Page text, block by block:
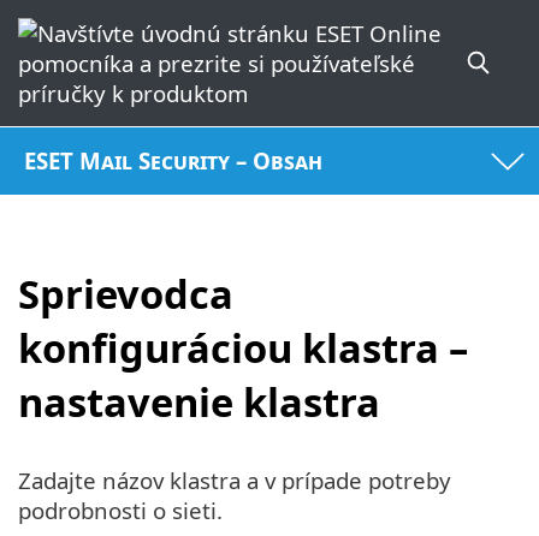
ESET Mail Security – Obsah
Sprievodca
konfiguráciou klastra –
nastavenie klastra
Zadajte názov klastra a v prípade potreby
podrobnosti o sieti.